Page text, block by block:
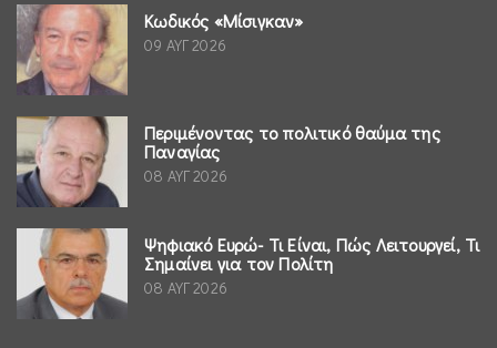
Κωδικός «Μίσιγκαν»
09 ΑΥΓ 2026
Περιμένοντας το πολιτικό θαύμα της
Παναγίας
08 ΑΥΓ 2026
Ψηφιακό Ευρώ- Τι Είναι, Πώς Λειτουργεί, Τι
Σημαίνει για τον Πολίτη
08 ΑΥΓ 2026